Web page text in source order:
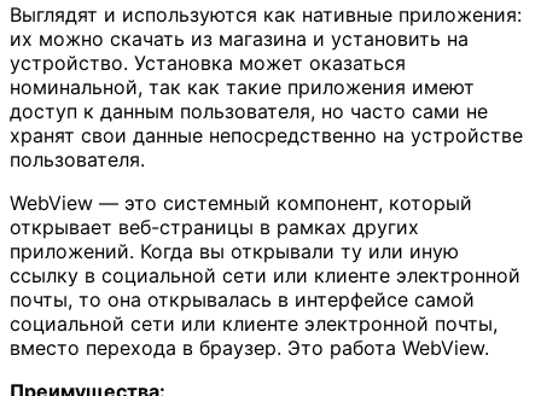
Выглядят и используются как нативные приложения:
их можно скачать из магазина и установить на
устройство. Установка может оказаться
номинальной, так как такие приложения имеют
доступ к данным пользователя, но часто сами не
хранят свои данные непосредственно на устройстве
пользователя.
WebView — это системный компонент, который
открывает веб-страницы в рамках других
приложений. Когда вы открывали ту или иную
ссылку в социальной сети или клиенте электронной
почты, то она открывалась в интерфейсе самой
социальной сети или клиенте электронной почты,
вместо перехода в браузер. Это работа WebView.
Преимущества: